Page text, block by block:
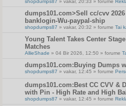
dumps101.com>Sell cc/cvv
banklogin-Wu-paypal-ship
shopdumps87 » vakar, 20:32 » forume Tai
Young Talent Takes Center
Matches
AllieShade » 04 Bir 2026, 12:50 » forume
dumps101.com:Buying Dumps
shopdumps87 » vakar, 12:45 » forume
dumps101.com:Best CC CVV &
with Pin - High Rate and High
shopdumps87 » vakar, 12:45 » forume